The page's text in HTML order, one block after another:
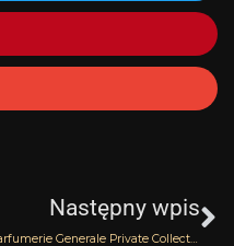
Następny wpis
Parfumerie Generale Private Collection Bois de Copaiba